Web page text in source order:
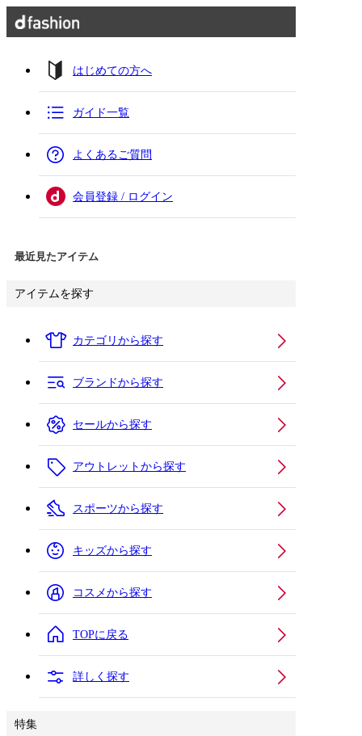
はじめての方へ
ガイド一覧
よくあるご質問
会員登録 / ログイン
最近見たアイテム
アイテムを探す
カテゴリから探す
ブランドから探す
セールから探す
アウトレットから探す
スポーツから探す
キッズから探す
コスメから探す
TOPに戻る
詳しく探す
特集